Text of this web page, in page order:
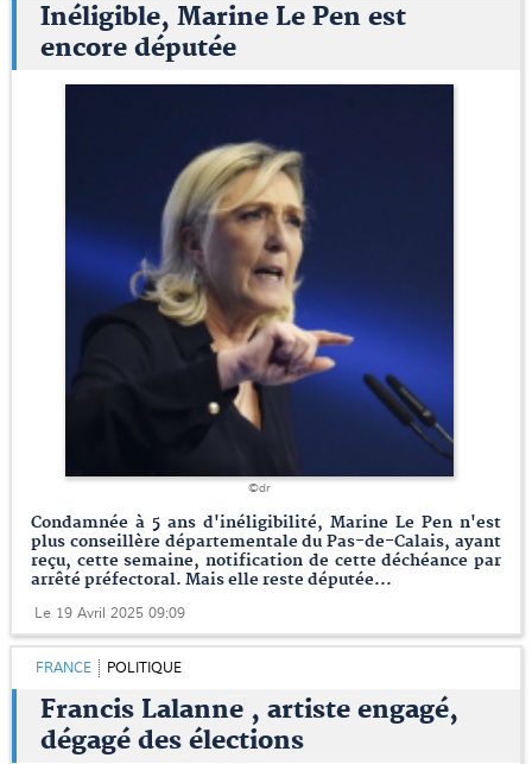
Inéligible, Marine Le Pen est
encore députée
©dr
Condamnée à 5 ans d'inéligibilité, Marine Le Pen n'est
plus conseillère départementale du Pas-de-Calais, ayant
reçu, cette semaine, notification de cette déchéance par
arrêté préfectoral. Mais elle reste députée...
Le 19 Avril 2025 09:09
FRANCE POLITIQUE
Francis Lalanne , artiste engagé,
dégagé des élections